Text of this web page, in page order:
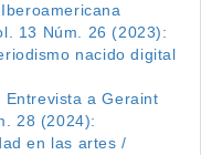
13 Núm. 26 (2023):
nacido digital
Entrevista a Geraint
28 (2024):
en las artes /